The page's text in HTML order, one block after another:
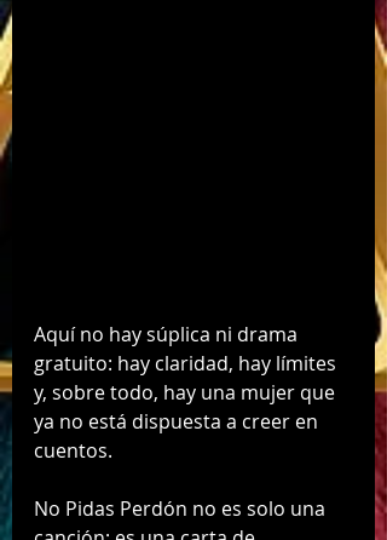
Aquí no hay súplica ni drama
gratuito: hay claridad, hay límites
y, sobre todo, hay una mujer que
ya no está dispuesta a creer en
cuentos.
No Pidas Perdón no es solo una